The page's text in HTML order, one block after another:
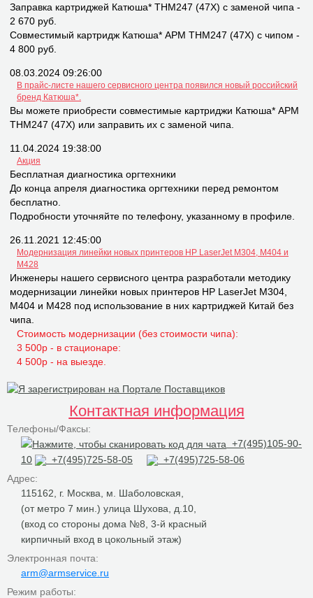
Заправка картриджей Катюша* THM247 (47X) с заменой чипа -
2 670 руб.
Совместимый картридж Катюша* APM THM247 (47X) с чипом -
4 800 руб.
08.03.2024 09:26:00
В прайс-листе нашего сервисного центра появился новый российский
бренд Катюша*.
Вы можете приобрести совместимые картриджи Катюша* APM
THM247 (47X) или заправить их с заменой чипа.
11.04.2024 19:38:00
Акция
Бесплатная диагностика оргтехники
До конца апреля диагностика оргтехники перед ремонтом
бесплатно.
Подробности уточняйте по телефону, указанному в профиле.
26.11.2021 12:45:00
Модернизация линейки новых принтеров НР LaserJet M304, M404 и
M428
Инженеры нашего сервисного центра разработали методику
модернизации линейки новых принтеров НР LaserJet M304,
M404 и M428 под использование в них картриджей Китай без
чипа.
Стоимость модернизации (без стоимости чипа):
3 500р - в стационаре:
4 500р - на выезде.
Контактная информация
Телефоны/Факсы:
+7(495)105-90-
10
+7(495)725-58-05
+7(495)725-58-06
Адрес:
115162, г. Москва, м. Шаболовская,
(от метро 7 мин.) улица Шухова, д.10,
(вход со стороны дома №8, 3-й красный
кирпичный вход в цокольный этаж)
Электронная почта:
arm@armservice.ru
Режим работы: